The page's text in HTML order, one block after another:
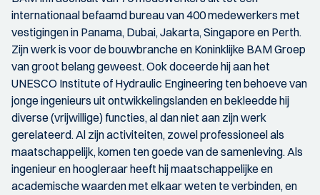
internationaal befaamd bureau van 400 medewerkers met
vestigingen in Panama, Dubai, Jakarta, Singapore en Perth.
Zijn werk is voor de bouwbranche en Koninklijke BAM Groep
van groot belang geweest. Ook doceerde hij aan het
UNESCO Institute of Hydraulic Engineering ten behoeve van
jonge ingenieurs uit ontwikkelingslanden en bekleedde hij
diverse (vrijwillige) functies, al dan niet aan zijn werk
gerelateerd. Al zijn activiteiten, zowel professioneel als
maatschappelijk, komen ten goede van de samenleving. Als
ingenieur en hoogleraar heeft hij maatschappelijke en
academische waarden met elkaar weten te verbinden, en